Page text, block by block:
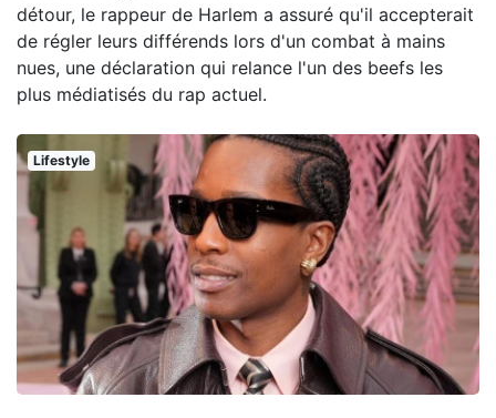
détour, le rappeur de Harlem a assuré qu'il accepterait
de régler leurs différends lors d'un combat à mains
nues, une déclaration qui relance l'un des beefs les
plus médiatisés du rap actuel.
Lifestyle